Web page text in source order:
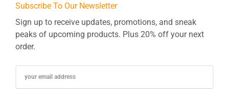
Anwendungen reibungslos mit verschiedenen Systemen
kommunizieren können. Die Integration von APIs und
Middleware spielt dabei eine zentrale Rolle, um einen
Geschäftsprozessen zu optimieren. Lassen Sie uns genauer
Subscribe To Our Newsletter
Sign up to receive updates, promotions, and sneak
peaks of upcoming products. Plus 20% off your next
order.